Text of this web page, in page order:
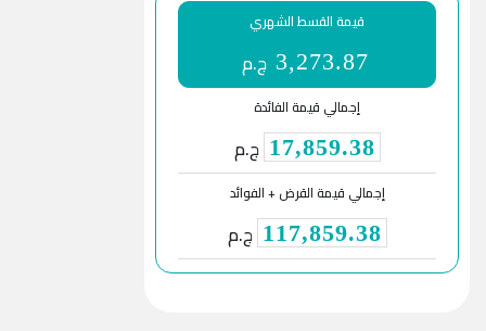
قيمة القسط الشهري
3,273.87 ج.م
إجمالي قيمة الفائدة
17,859.38 ج.م
إجمالي قيمة القرض + الفوائد
117,859.38 ج.م